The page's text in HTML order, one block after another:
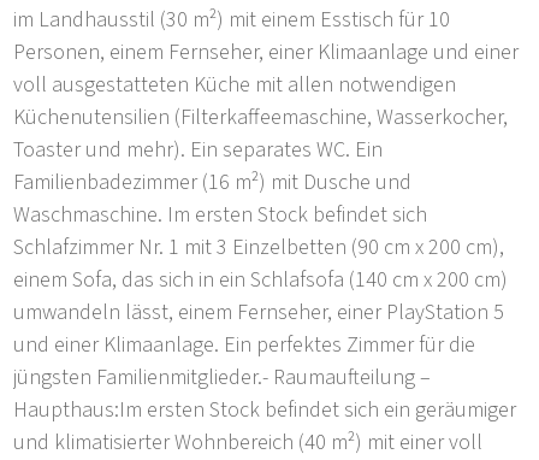
im Landhausstil (30 m²) mit einem Esstisch für 10
Personen, einem Fernseher, einer Klimaanlage und einer
voll ausgestatteten Küche mit allen notwendigen
Küchenutensilien (Filterkaffeemaschine, Wasserkocher,
Toaster und mehr). Ein separates WC. Ein
Familienbadezimmer (16 m²) mit Dusche und
Waschmaschine. Im ersten Stock befindet sich
Schlafzimmer Nr. 1 mit 3 Einzelbetten (90 cm x 200 cm),
einem Sofa, das sich in ein Schlafsofa (140 cm x 200 cm)
umwandeln lässt, einem Fernseher, einer PlayStation 5
und einer Klimaanlage. Ein perfektes Zimmer für die
jüngsten Familienmitglieder.- Raumaufteilung –
Haupthaus:Im ersten Stock befindet sich ein geräumiger
und klimatisierter Wohnbereich (40 m²) mit einer voll